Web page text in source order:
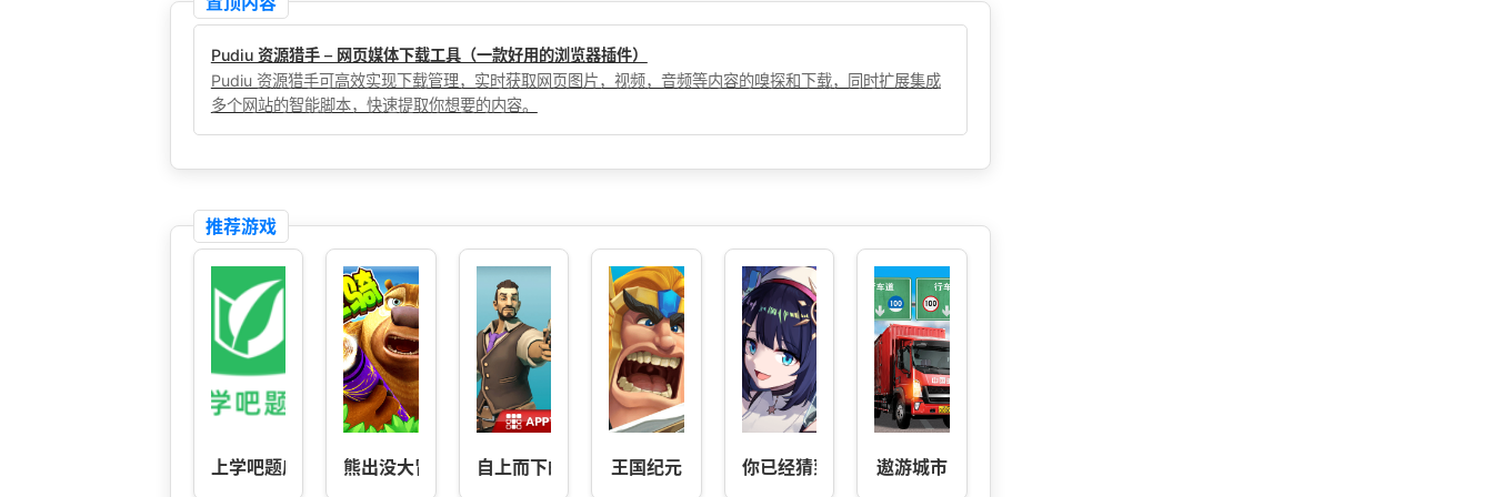
Pudiu 资源猎手 – 网页媒体下载工具（一款好用的浏览器插件）
Pudiu 资源猎手可高效实现下载管理，实时获取网页图片，视频，音频等内容的嗅探和下载，同时扩展集成
多个网站的智能脚本，快速提取你想要的内容。
推荐游戏
上学吧题库-职业资格考试工具
熊出没大冒险-礼包版自上而下的战利品王国纪元 你已经猜到结局了吗遨游城市